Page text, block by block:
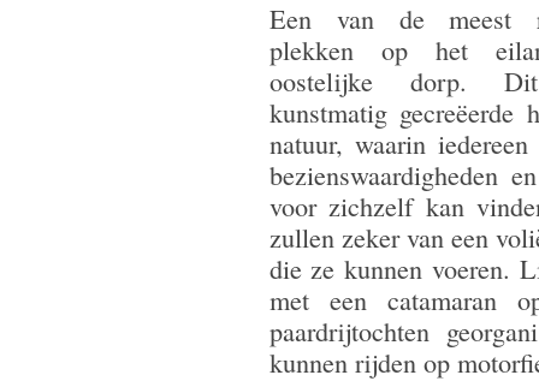
Een van de meest
plekken op het
oostelijke dorp.
kunstmatig gecreëerde
natuur, waarin iedereen
bezienswaardigheden
voor zichzelf kan
zullen zeker van een
die ze kunnen voeren.
met een catamaran
paardrijtochten
kunnen rijden op